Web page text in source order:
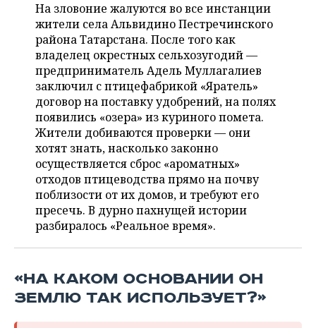
ВОЛЕЙБОЛ
КИБЕРСПОРТ
ФИГУРНОЕ КАТАНИЕ
ВОДНЫЕ ВИДЫ СПОРТА
ХОККЕЙ С МЯЧОМ
ИСТОРИЯ
КУЛЬТУРА
МЕДИЦИНА
ОБРАЗОВАНИЕ
ПРОИСШЕСТВИЯ
СПИСОК ПЕРСОН
СПИСОК КОМПАНИЙ
ПОЛНАЯ ВЕРСИЯ
На зловоние жалуются во все инстанции
жители села Альвидино Пестречинского
района Татарстана. После того как
владелец окрестных сельхозугодий —
предприниматель Адель Муллагалиев
заключил с птицефабрикой «Яратель»
договор на поставку удобрений, на полях
появились «озера» из куриного помета.
Жители добиваются проверки — они
хотят знать, насколько законно
осуществляется сброс «ароматных»
отходов птицеводства прямо на почву
поблизости от их домов, и требуют его
пресечь. В дурно пахнущей истории
разбиралось «Реальное время».
«НА КАКОМ ОСНОВАНИИ ОН
ЗЕМЛЮ ТАК ИСПОЛЬЗУЕТ?»